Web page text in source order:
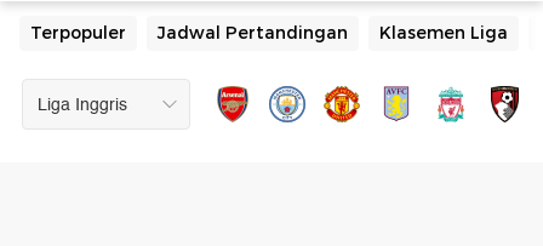
Terpopuler Jadwal Pertandingan Klasemen Liga